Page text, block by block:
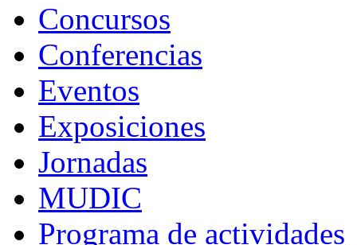
Concursos
Conferencias
Eventos
Exposiciones
Jornadas
MUDIC
Programa de actividades